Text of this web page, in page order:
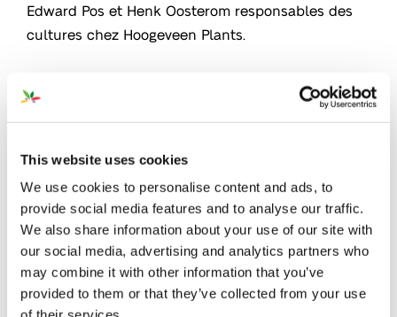
This website uses cookies
We use cookies to personalise content and ads, to
provide social media features and to analyse our traffic.
We also share information about your use of our site with
our social media, advertising and analytics partners who
may combine it with other information that you’ve
provided to them or that they’ve collected from your use
Edward Pos et Henk Oosterom responsables des
cultures chez Hoogeveen Plants.